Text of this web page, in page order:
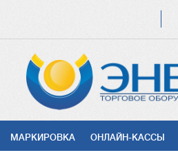
НАВИГАЦИЯ
УСЛУГИ
МАРКИРОВКА ОНЛАЙН-КАССЫ